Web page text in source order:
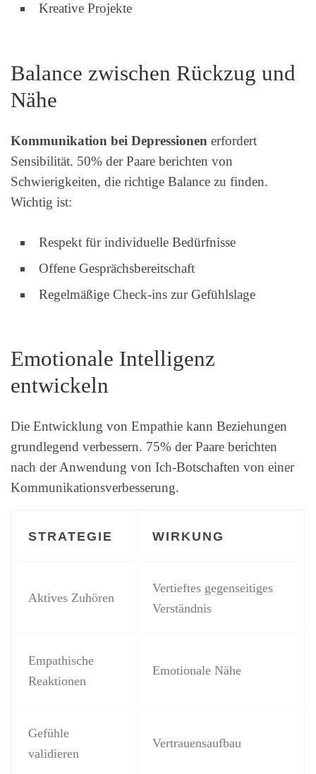
Kreative Projekte
Balance zwischen Rückzug und
Nähe
Kommunikation bei Depressionen erfordert
Sensibilität. 50% der Paare berichten von
Schwierigkeiten, die richtige Balance zu finden.
Wichtig ist:
Respekt für individuelle Bedürfnisse
Offene Gesprächsbereitschaft
Regelmäßige Check-ins zur Gefühlslage
Emotionale Intelligenz
entwickeln
Die Entwicklung von Empathie kann Beziehungen
grundlegend verbessern. 75% der Paare berichten
nach der Anwendung von Ich-Botschaften von einer
Kommunikationsverbesserung.
STRATEGIE WIRKUNG
Aktives Zuhören
Vertieftes gegenseitiges
Verständnis
Empathische
Reaktionen
Emotionale Nähe
Gefühle
validieren
Vertrauensaufbau